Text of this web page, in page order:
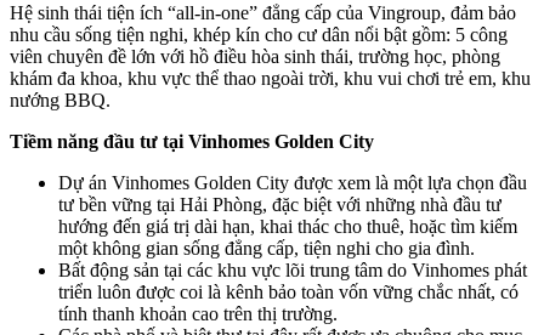
Hệ sinh thái tiện ích “all-in-one” đẳng cấp của Vingroup, đảm bảo
nhu cầu sống tiện nghi, khép kín cho cư dân nổi bật gồm: 5 công
viên chuyên đề lớn với hồ điều hòa sinh thái, trường học, phòng
khám đa khoa, khu vực thể thao ngoài trời, khu vui chơi trẻ em, khu
nướng BBQ.
Tiềm năng đầu tư tại Vinhomes Golden City
Dự án Vinhomes Golden City được xem là một lựa chọn đầu
tư bền vững tại Hải Phòng, đặc biệt với những nhà đầu tư
hướng đến giá trị dài hạn, khai thác cho thuê, hoặc tìm kiếm
một không gian sống đẳng cấp, tiện nghi cho gia đình.
Bất động sản tại các khu vực lõi trung tâm do Vinhomes phát
triển luôn được coi là kênh bảo toàn vốn vững chắc nhất, có
tính thanh khoản cao trên thị trường.